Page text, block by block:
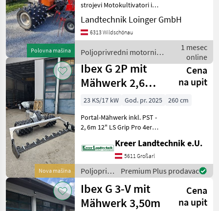
Prikaži
sve
(41)
MODEL
MARKETPLACE
Marketplace
Ponude
trgovaca
Oglasi
Polovna mašina
strojevi Motokultivatori i
motorne freze
Landtechnik Loinger GmbH
6313 Wildschönau
Poljoprivredni motorni
strojevi / Ibex
1 mesec
online
Nova mašina
Ibex G 2P mit
Mähwerk 2,6m
SONDEREDITION
1000
Cena
na upit
23 KS/17 kW God. pr. 2025
260 cm
Portal-Mähwerk inkl. PST -
2, 6m 12" LS Grip Pro 4er
Knickholm Schnorchel
Kühlpaket G2-P
Beleuchtungsset vorne 2
Stk. Beleuchtung Fuß
Kreer Landtechnik e.U.
5611 Großarl
Poljoprivredni
motorni
strojevi /
Ibex
Premium Plus prodavac
Ibex G 3-V mit
Mähwerk 3,50m
Cena
na upit